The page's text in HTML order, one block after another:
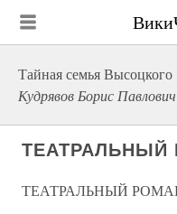
Тайная семья Высоцкого
Кудрявов Борис Павлович
ТЕАТРАЛЬНЫЙ
ТЕАТРАЛЬНЫЙ